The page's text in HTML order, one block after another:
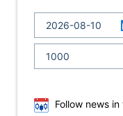
Follow news in